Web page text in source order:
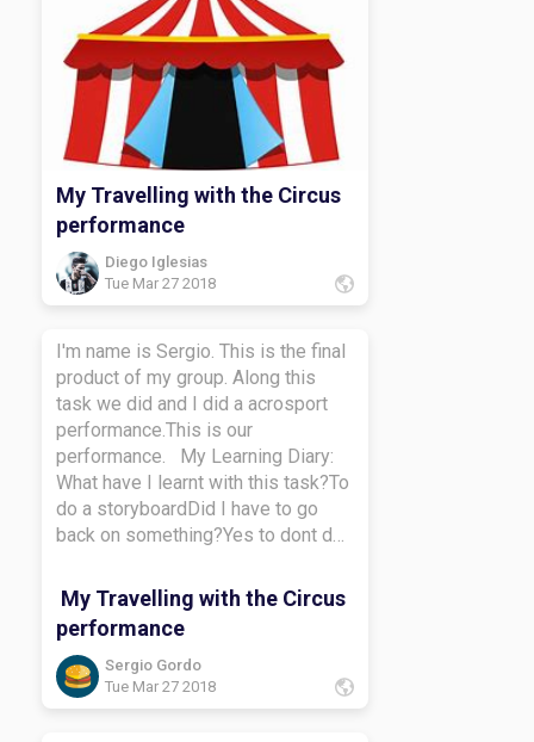
My Travelling with the Circus
performance
Diego Iglesias
Tue Mar 27 2018
I'm name is Sergio. This is the final
product of my group. Along this
task we did and I did a acrosport
performance.This is our
performance. My Learning Diary:
What have I learnt with this task?To
do a storyboardDid I have to go
back on something?Yes to dont do
task?i learn to do a learning
diaryWhat do I want to learn more
about?To créate a storyboardBye-
bye.
My Travelling with the Circus
performance
Sergio Gordo
Tue Mar 27 2018